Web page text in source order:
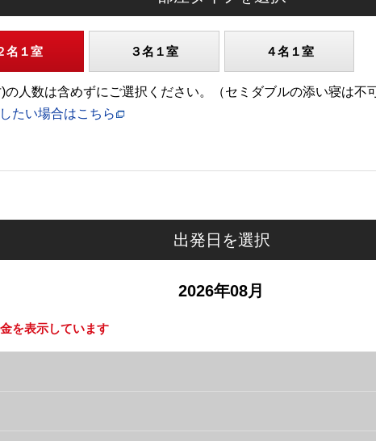
名１室 ３名１室 ４名１室
人数は含めずにご選択ください。（セミダブルの添い寝は不
たい場合はこちら
出発日を選択
2026年08月
を表示しています